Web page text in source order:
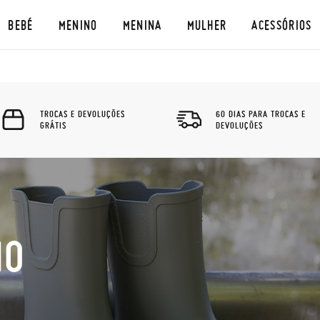
BEBÉ MENINO MENINA MULHER ACESSÓRIOS
TROCAS E DEVOLUÇÕES
GRÁTIS
60 DIAS PARA TROCAS E
DEVOLUÇÕES